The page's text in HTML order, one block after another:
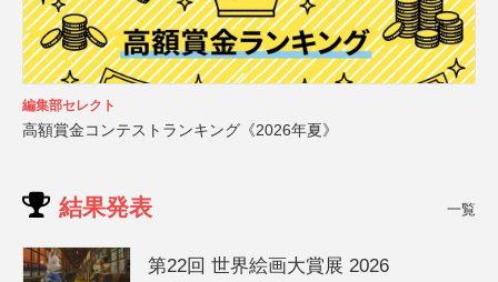
編集部セレクト
高額賞金コンテストランキング《2026年夏》
結果発表 一覧
第22回 世界絵画大賞展 2026